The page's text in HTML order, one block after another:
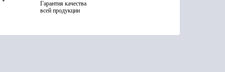
Гарантия качества
всей продукции